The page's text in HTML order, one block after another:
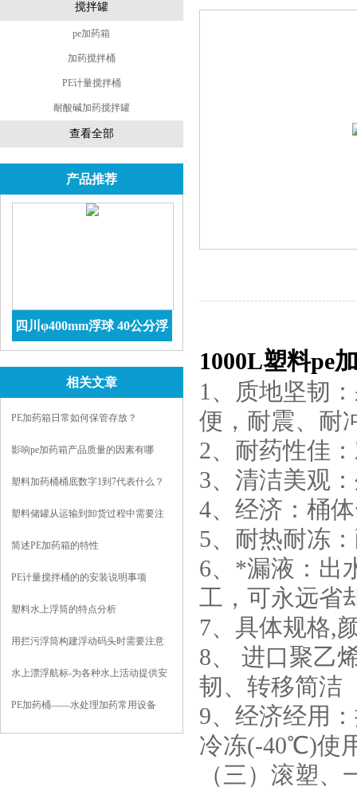
搅拌罐
pe加药箱
加药搅拌桶
PE计量搅拌桶
耐酸碱加药搅拌罐
查看全部
产品推荐
四川φ400mm浮球 40公分浮
相关文章
PE加药箱日常如何保管存放？
影响pe加药箱产品质量的因素有哪
塑料加药桶桶底数字1到7代表什么？
塑料储罐从运输到卸货过程中需要注
简述PE加药箱的特性
PE计量搅拌桶的的安装说明事项
塑料水上浮筒的特点分析
用拦污浮筒构建浮动码头时需要注意
水上漂浮航标-为各种水上活动提供安
PE加药桶——水处理加药常用设备
1000L塑料pe
1、质地坚韧
便，耐震、耐
2、耐药性佳
3、清洁美观
4、经济：桶
5、耐热耐冻
6、*漏液：出
工，可永远省
7、具体规格,
8、 进口聚乙
韧、转移简洁
9、经济经用
冷冻(-40℃)使
（三）滚塑